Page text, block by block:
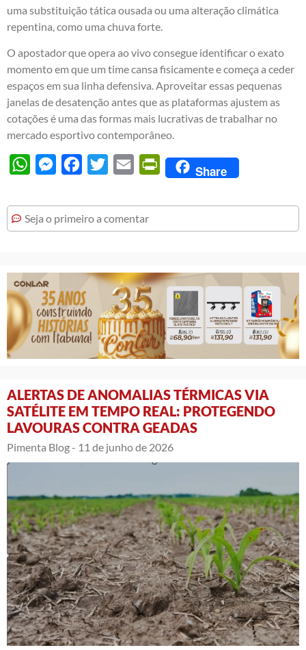
uma substituição tática ousada ou uma alteração climática
repentina, como uma chuva forte.
O apostador que opera ao vivo consegue identificar o exato
momento em que um time cansa fisicamente e começa a ceder
espaços em sua linha defensiva. Aproveitar essas pequenas
janelas de desatenção antes que as plataformas ajustem as
cotações é uma das formas mais lucrativas de trabalhar no
mercado esportivo contemporâneo.
WhatsAppMessengerFacebook
Twitter Email PrintFriendly
Share
Seja o primeiro a comentar
ALERTAS DE ANOMALIAS TÉRMICAS VIA
SATÉLITE EM TEMPO REAL: PROTEGENDO
LAVOURAS CONTRA GEADAS
Pimenta Blog - 11 de junho de 2026